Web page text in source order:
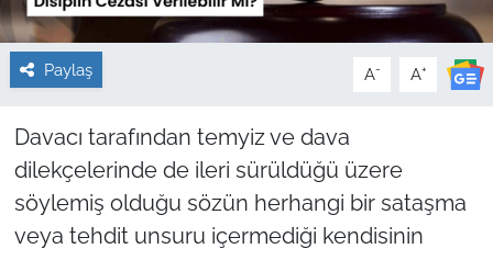
Paylaş A- A+
Davacı tarafından temyiz ve dava
dilekçelerinde de ileri sürüldüğü üzere
söylemiş olduğu sözün herhangi bir sataşma
veya tehdit unsuru içermediği kendisinin